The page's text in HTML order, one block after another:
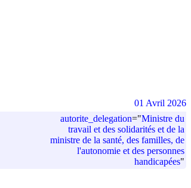
autorite_delegation="Ministre du
travail et des solidarités et de la
ministre de la santé, des familles, de
l'autonomie et des personnes
handicapées"
01 Avril 2026